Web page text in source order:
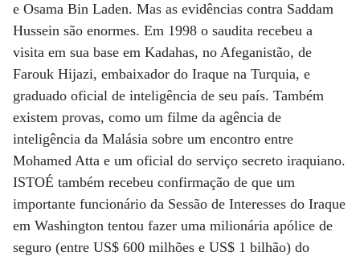
e Osama Bin Laden. Mas as evidências contra Saddam
Hussein são enormes. Em 1998 o saudita recebeu a
visita em sua base em Kadahas, no Afeganistão, de
Farouk Hijazi, embaixador do Iraque na Turquia, e
graduado oficial de inteligência de seu país. Também
existem provas, como um filme da agência de
inteligência da Malásia sobre um encontro entre
Mohamed Atta e um oficial do serviço secreto iraquiano.
ISTOÉ também recebeu confirmação de que um
importante funcionário da Sessão de Interesses do Iraque
em Washington tentou fazer uma milionária apólice de
seguro (entre US$ 600 milhões e US$ 1 bilhão) do